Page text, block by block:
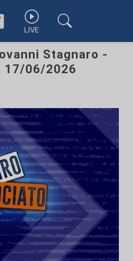
LIVE
Stagnaro -
17/06/2026